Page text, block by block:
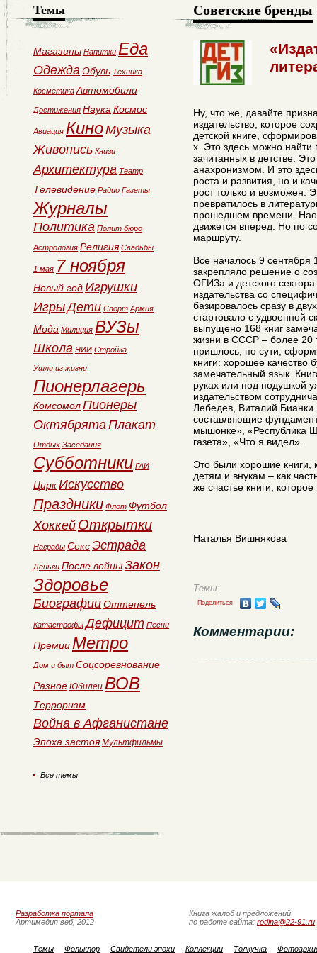
Советские бренды
Ну, что же, давайте
издательство, которое
детской книге,
х. Это здесь можно найти
зачитанных в детстве.
анахронизмом. И это
роста и развития, но и
рост только и возможен.
превратилось в
прошедшем времени.
движется вперед. Но по
маршруту.
Все началось 9 сентября
закрепляло решение о
ОГИЗа и детского
издательства со
базировалось сразу в
стартовало с удвоенной
выпущено 168 книг
жизни в СССР – более 20
пришлось, по сути,
книги: хорошее качество
замечательный язык.
руках или под подушкой
издательством
Лебедев, Виталий
составляющие
мышонке», «Республика
газета», «Что я видел».
Это были хорошие книги,
детям и внукам – как
же счастье книги,
Наталья Вишнякова
Темы:
Поделиться
Комментарии:
Темы
Магазины Напитки Еда
ОдеждаОбувь Техника
Косметика Автомобили
Достижения Наука Космос
Авиация КиноМузыка
Живопись Книги
Архитектура Театр
Телевидение Радио Газеты
Журналы
Политика Полит бюро
Астрология Религия Свадьбы
1 мая 7 ноября
Новый годИгрушки
ИгрыДети Спорт Армия
Мода Милиция ВУЗы
Школа НИИ Стройка
Ушли из жизни
Пионерлагерь
КомсомолПионеры
ОктябрятаПлакат
Отдых Заседания
Субботники ГАИ
ЦиркИскусство
Праздники Флот Футбол
Хоккей Открытки
Награды СексЭстрада
Деньги После войныЗакон
Здоровье
БиографииОттепель
Катастрофы Дефицит Песни
Премии Метро
Дом и быт Соцсоревнование
Разное Юбилеи ВОВ
Терроризм
Война в Афганистане
Эпоха застоя Мультфильмы
Все темы
Разработка портала
Артимедия веб, 2012
Книга жалоб и предложений
по работе сайта: rodina@22-91.ru
Темы Фольклор Свидетели эпохи Коллекции Толкучка